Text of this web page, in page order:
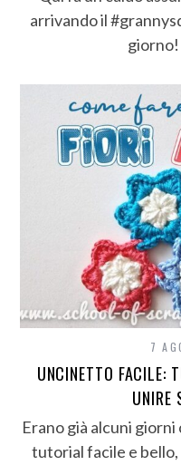
arrivando il
7
UNCINETTO FACILE:
UNIRE
Erano già alcuni
tutorial facile e